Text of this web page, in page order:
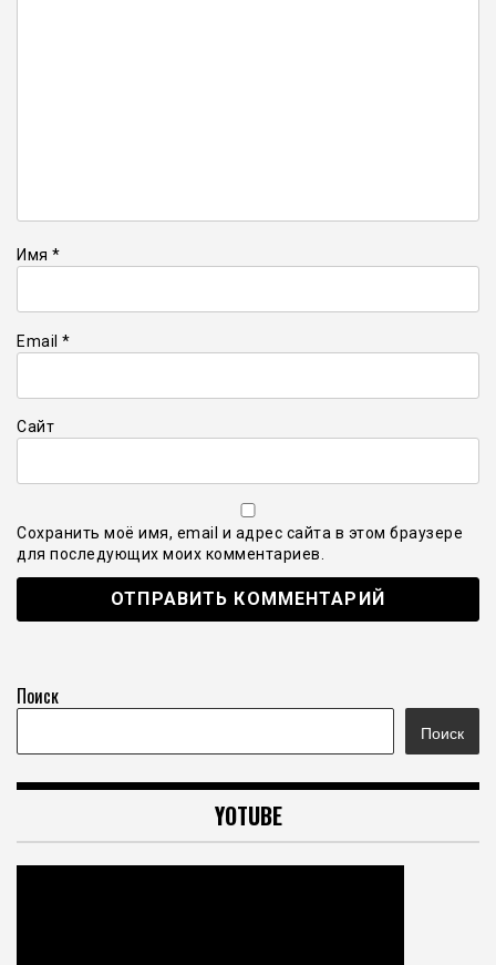
Имя *
Email *
Сайт
Сохранить моё имя, email и адрес сайта в этом браузере
для последующих моих комментариев.
Поиск
Поиск
YOTUBE